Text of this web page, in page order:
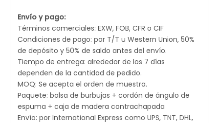
Envío y pago:
Términos comerciales: EXW, FOB, CFR o CIF
Condiciones de pago: por T/T u Western Union, 50%
de depósito y 50% de saldo antes del envío.
Tiempo de entrega: alrededor de los 7 días
dependen de la cantidad de pedido.
MOQ: Se acepta el orden de muestra.
Paquete: bolsa de burbujas + cordón de ángulo de
espuma + caja de madera contrachapada
Envío: por International Express como UPS, TNT, DHL,